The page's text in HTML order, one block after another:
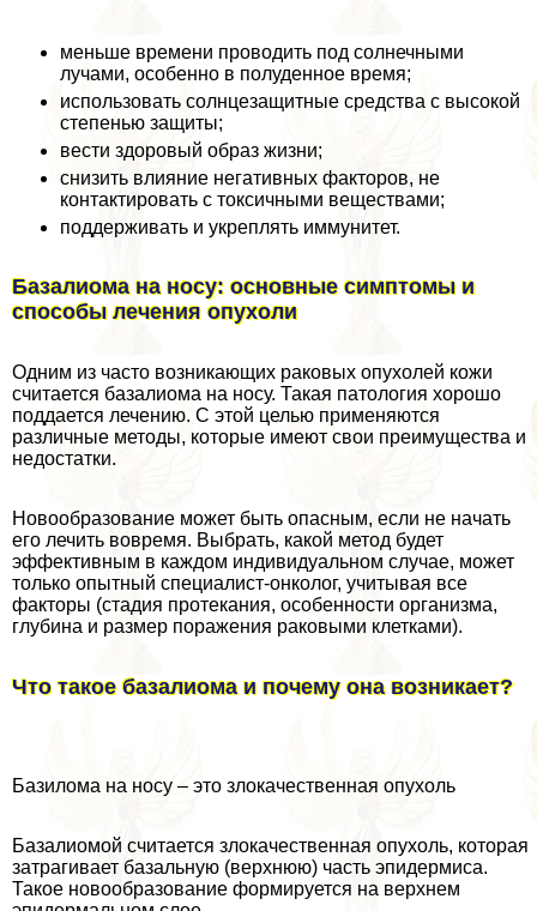
меньше времени проводить под солнечными
лучами, особенно в полуденное время;
использовать солнцезащитные средства с высокой
степенью защиты;
вести здоровый образ жизни;
снизить влияние негативных факторов, не
контактировать с токсичными веществами;
поддерживать и укреплять иммунитет.
Базалиома на носу: основные симптомы и
способы лечения опухоли
Одним из часто возникающих paковых опухолей кожи
считается базалиома на носу. Такая патология хорошо
поддается лечению. С этой целью применяются
различные методы, которые имеют свои преимущества и
недостатки.
Новообразование может быть опасным, если не начать
его лечить вовремя. Выбрать, какой метод будет
эффективным в каждом индивидуальном случае, может
только опытный специалист-oнкoлoг, учитывая все
факторы (стадия протекания, особенности организма,
глубина и размер поражения paковыми клетками).
Что такое базалиома и почему она возникает?
Базилома на носу – это злокачественная опухоль
Базалиомой считается злокачественная опухоль, которая
затрагивает базальную (верхнюю) часть эпидермиса.
Такое новообразование формируется на верхнем